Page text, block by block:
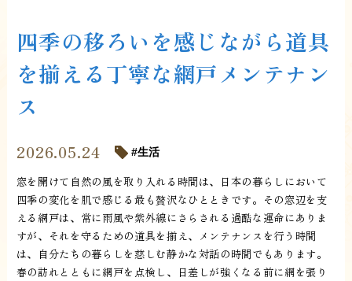
四季の移ろいを感じながら道具
を揃える丁寧な網戸メンテナン
ス
2026.05.24 生活
窓を開けて自然の風を取り入れる時間は、日本の暮らしにおいて
四季の変化を肌で感じる最も贅沢なひとときです。その窓辺を支
える網戸は、常に雨風や紫外線にさらされる過酷な運命にありま
すが、それを守るための道具を揃え、メンテナンスを行う時間
は、自分たちの暮らしを慈しむ静かな対話の時間でもあります。
春の訪れとともに網戸を点検し、日差しが強くなる前に網を張り